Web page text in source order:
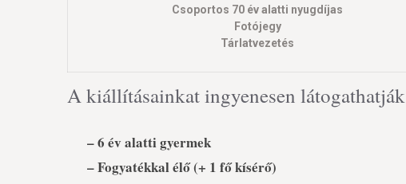
Csoportos 70 év alatti nyugdíjas
Fotójegy
Tárlatvezetés
A kiállításainkat ingyenesen látogathatják
– 6 év alatti gyermek
– Fogyatékkal élő (+ 1 fő kísérő)